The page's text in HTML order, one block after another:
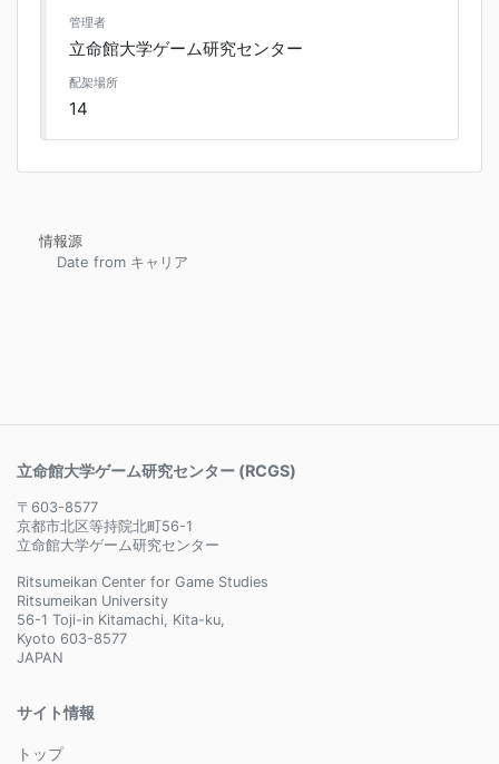
管理者
立命館大学ゲーム研究センター
配架場所
14
情報源
Date from キャリア
立命館大学ゲーム研究センター (RCGS)
〒603-8577
京都市北区等持院北町56-1
立命館大学ゲーム研究センター
Ritsumeikan Center for Game Studies
Ritsumeikan University
56-1 Toji-in Kitamachi, Kita-ku,
Kyoto 603-8577
JAPAN
サイト情報
トップ